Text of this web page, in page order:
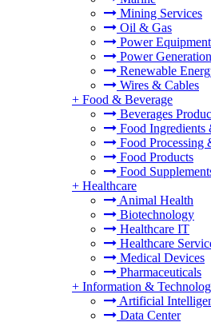
Mining Services
Oil & Gas
Power Equipment
Power Generation
Renewable
Wires & Cables
+ Food & Beverage
Beverages
Food
Food Processing
Food Products
Food
+ Healthcare
Animal Health
Biotechnology
Healthcare IT
Healthcare
Medical Devices
Pharmaceuticals
+ Information &
Artificial
Data Center